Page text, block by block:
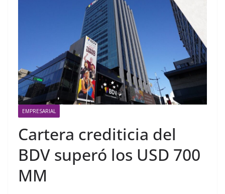
EMPRESARIAL
Cartera crediticia del
BDV superó los USD 700
MM